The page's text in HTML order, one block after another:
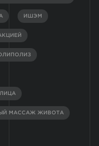
ИШЭМ
МАССАЖ ЖИВОТА